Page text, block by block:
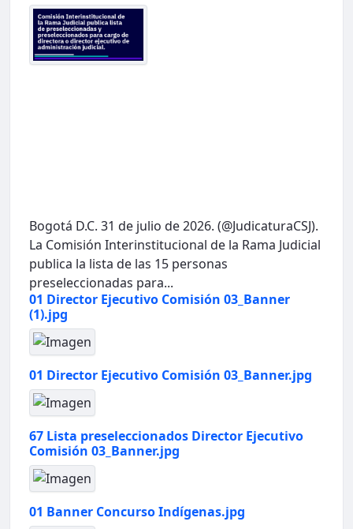
Bogotá D.C. 31 de julio de 2026. (@JudicaturaCSJ).
La Comisión Interinstitucional de la Rama Judicial
publica la lista de las 15 personas
preseleccionadas para...
01 Director Ejecutivo Comisión 03_Banner
(1).jpg
01 Director Ejecutivo Comisión 03_Banner.jpg
67 Lista preseleccionados Director Ejecutivo
Comisión 03_Banner.jpg
01 Banner Concurso Indígenas.jpg